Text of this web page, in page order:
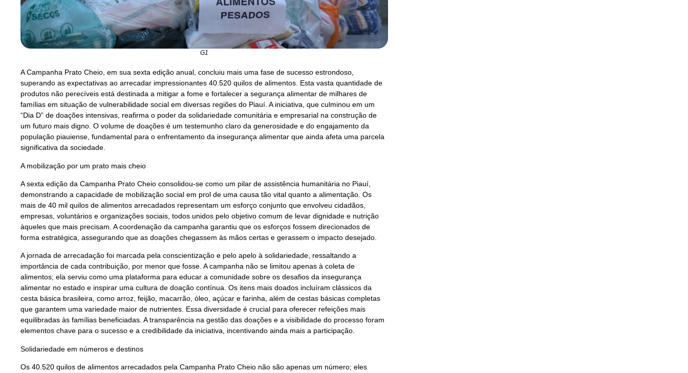
G1
A Campanha Prato Cheio, em sua sexta edição anual, concluiu mais uma fase de sucesso estrondoso,
superando as expectativas ao arrecadar impressionantes 40.520 quilos de alimentos. Esta vasta quantidade de
produtos não perecíveis está destinada a mitigar a fome e fortalecer a segurança alimentar de milhares de
famílias em situação de vulnerabilidade social em diversas regiões do Piauí. A iniciativa, que culminou em um
“Dia D” de doações intensivas, reafirma o poder da solidariedade comunitária e empresarial na construção de
um futuro mais digno. O volume de doações é um testemunho claro da generosidade e do engajamento da
população piauiense, fundamental para o enfrentamento da insegurança alimentar que ainda afeta uma parcela
significativa da sociedade.
A mobilização por um prato mais cheio
A sexta edição da Campanha Prato Cheio consolidou-se como um pilar de assistência humanitária no Piauí,
demonstrando a capacidade de mobilização social em prol de uma causa tão vital quanto a alimentação. Os
mais de 40 mil quilos de alimentos arrecadados representam um esforço conjunto que envolveu cidadãos,
empresas, voluntários e organizações sociais, todos unidos pelo objetivo comum de levar dignidade e nutrição
àqueles que mais precisam. A coordenação da campanha garantiu que os esforços fossem direcionados de
forma estratégica, assegurando que as doações chegassem às mãos certas e gerassem o impacto desejado.
A jornada de arrecadação foi marcada pela conscientização e pelo apelo à solidariedade, ressaltando a
importância de cada contribuição, por menor que fosse. A campanha não se limitou apenas à coleta de
alimentos; ela serviu como uma plataforma para educar a comunidade sobre os desafios da insegurança
alimentar no estado e inspirar uma cultura de doação contínua. Os itens mais doados incluíram clássicos da
cesta básica brasileira, como arroz, feijão, macarrão, óleo, açúcar e farinha, além de cestas básicas completas
que garantem uma variedade maior de nutrientes. Essa diversidade é crucial para oferecer refeições mais
equilibradas às famílias beneficiadas. A transparência na gestão das doações e a visibilidade do processo foram
elementos chave para o sucesso e a credibilidade da iniciativa, incentivando ainda mais a participação.
Solidariedade em números e destinos
Os 40.520 quilos de alimentos arrecadados pela Campanha Prato Cheio não são apenas um número; eles